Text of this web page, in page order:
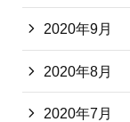
2020年9月
2020年8月
2020年7月